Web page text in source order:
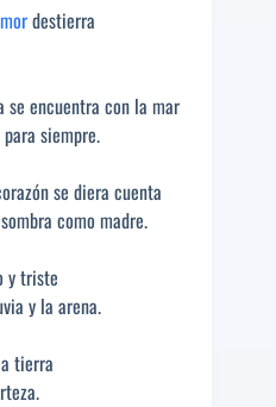
destierra
se encuentra con la mar
siempre.
se diera cuenta
como madre.
y triste
y la arena.
tierra